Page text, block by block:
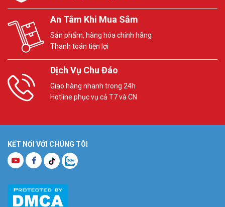
An Tâm Khi Mua Sắm
Sản phẩm, hàng hóa chính hãng
Thanh toán tiện lợi
Dịch Vụ Chu Đáo
Giao hàng nhanh trong 24h
Hotline phục vụ cả T7 và CN
KẾT NỐI VỚI CHÚNG TÔI